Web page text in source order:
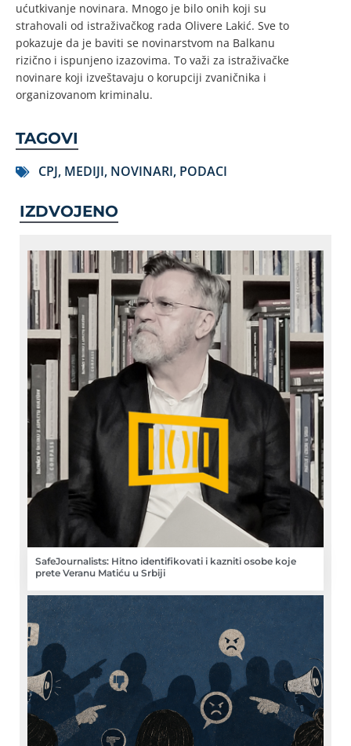
ućutkivanje novinara. Mnogo je bilo onih koji su
strahovali od istraživačkog rada Olivere Lakić. Sve to
pokazuje da je baviti se novinarstvom na Balkanu
rizično i ispunjeno izazovima. To važi za istraživačke
novinare koji izveštavaju o korupciji zvaničnika i
organizovanom kriminalu.
TAGOVI
CPJ, MEDIJI, NOVINARI, PODACI
IZDVOJENO
SafeJournalists: Hitno identifikovati i kazniti osobe koje
prete Veranu Matiću u Srbiji